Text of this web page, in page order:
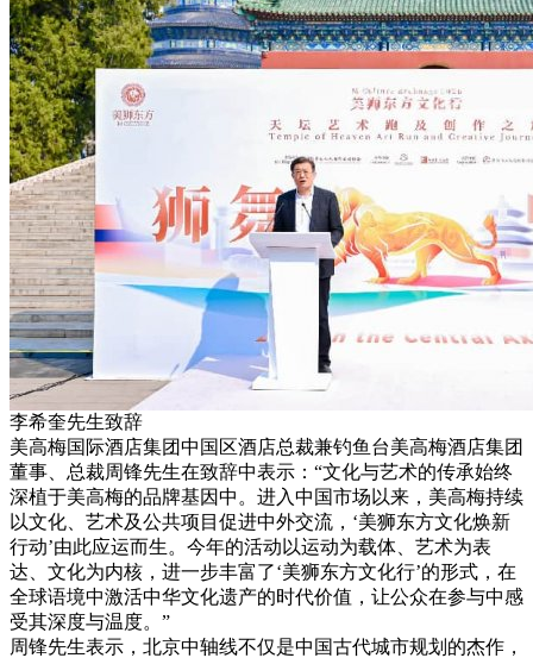
李希奎先生致辞
美高梅国际酒店集团中国区酒店总裁兼钓鱼台美高梅酒店集团
董事、总裁周锋先生在致辞中表示：“文化与艺术的传承始终
深植于美高梅的品牌基因中。进入中国市场以来，美高梅持续
以文化、艺术及公共项目促进中外交流，‘美狮东方文化焕新
行动’由此应运而生。今年的活动以运动为载体、艺术为表
达、文化为内核，进一步丰富了‘美狮东方文化行’的形式，在
全球语境中激活中华文化遗产的时代价值，让公众在参与中感
受其深度与温度。”
周锋先生表示，北京中轴线不仅是中国古代城市规划的杰作，